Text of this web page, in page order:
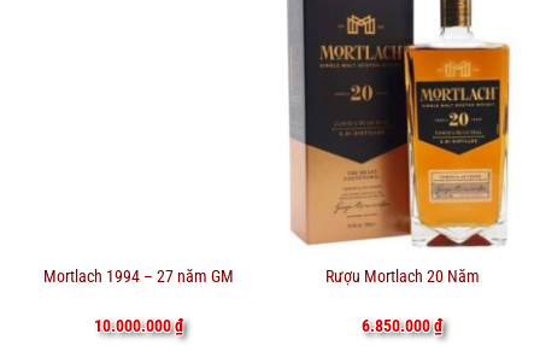
Mortlach 1994 – 27 năm GM
10.000.000₫
Rượu Mortlach 20 Năm
6.850.000₫